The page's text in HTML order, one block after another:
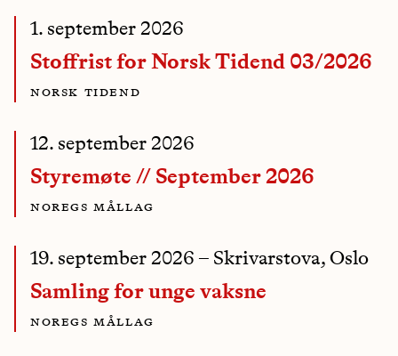
1. september 2026
Stoffrist for Norsk Tidend 03/2026
norsk tidend
12. september 2026
Styremøte // September 2026
noregs mållag
19. september 2026 – Skrivarstova, Oslo
Samling for unge vaksne
noregs mållag